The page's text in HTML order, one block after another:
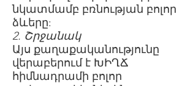
նկատմամբ բռնության բոլոր
ձևերը:
2. Շրջանակ
Այս քաղաքականությունը
վերաբերում է ԽԻՂՃ
հիմնադրամի բոլոր